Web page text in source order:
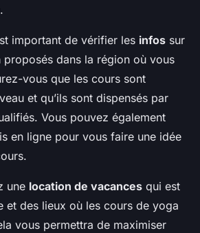
important de vérifier les infos sur
proposés dans la région où vous
vous que les cours sont
et qu’ils sont dispensés par
Vous pouvez également
en ligne pour vous faire une idée
une location de vacances qui est
et des lieux où les cours de yoga
vous permettra de maximiser